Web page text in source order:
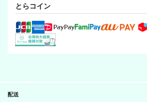
とらコイン
配送